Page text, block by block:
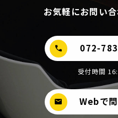
お気軽にお問い
072-
call
受付時間
Webで
mail